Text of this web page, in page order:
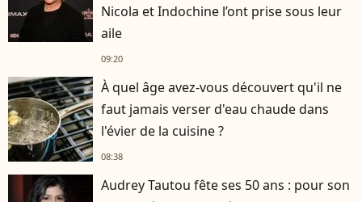
Nicola et Indochine l’ont prise sous leur
aile
09:20
À quel âge avez-vous découvert qu'il ne
faut jamais verser d'eau chaude dans
l'évier de la cuisine ?
08:38
Audrey Tautou fête ses 50 ans : pour son